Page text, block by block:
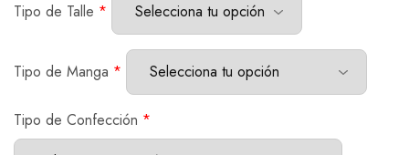
Tipo de Talle *
Tipo de Manga *
Tipo de Confección *